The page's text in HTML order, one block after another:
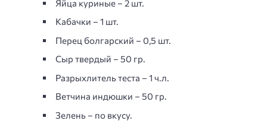
Яйца куриные – 2 шт.
Кабачки – 1 шт.
Перец болгарский – 0,5 шт.
Сыр твердый – 50 гр.
Разрыхлитель теста – 1 ч.л.
Ветчина индюшки – 50 гр.
Зелень – по вкусу.